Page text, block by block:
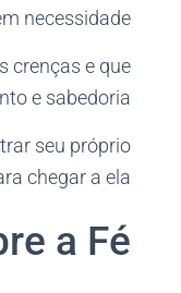
necessidade.
crenças e que
e sabedoria.
seu próprio
chegar a ela.
a Fé